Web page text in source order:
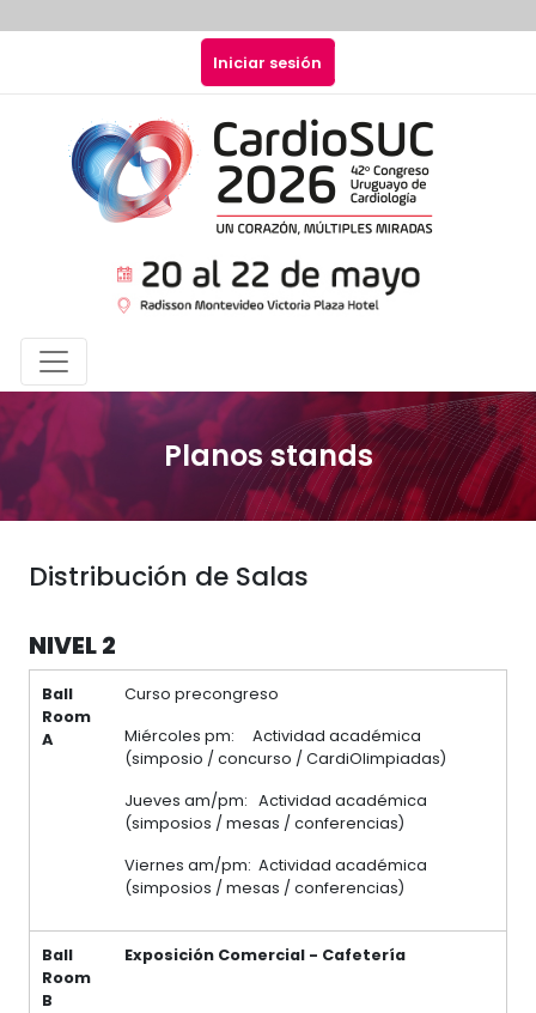
Menú de cuenta de
Iniciar sesión
Navegación principal
Planos stands
Distribución de Salas
NIVEL 2
Ball
Room
A
Curso precongreso
Miércoles pm: Actividad académica
(simposio / concurso / CardiOlimpiadas)
Jueves am/pm: Actividad académica
(simposios / mesas / conferencias)
Viernes am/pm: Actividad académica
(simposios / mesas / conferencias)
Ball
Room
B
Exposición Comercial - Cafetería